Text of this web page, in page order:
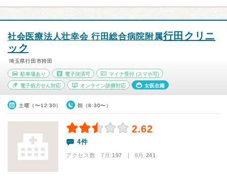
社会医療法人壮幸会 行田総合病院附属行田クリニ
ック
埼玉県行田市持田
駐車場あり 電子決済可 マイナ受付 (スマホ可)
電子処方せん対応 オンライン診療対応 女医在籍
土曜（〜12:30） 朝（8:30〜）
2.62
4件
アクセス数 7月:197 | 6月:241